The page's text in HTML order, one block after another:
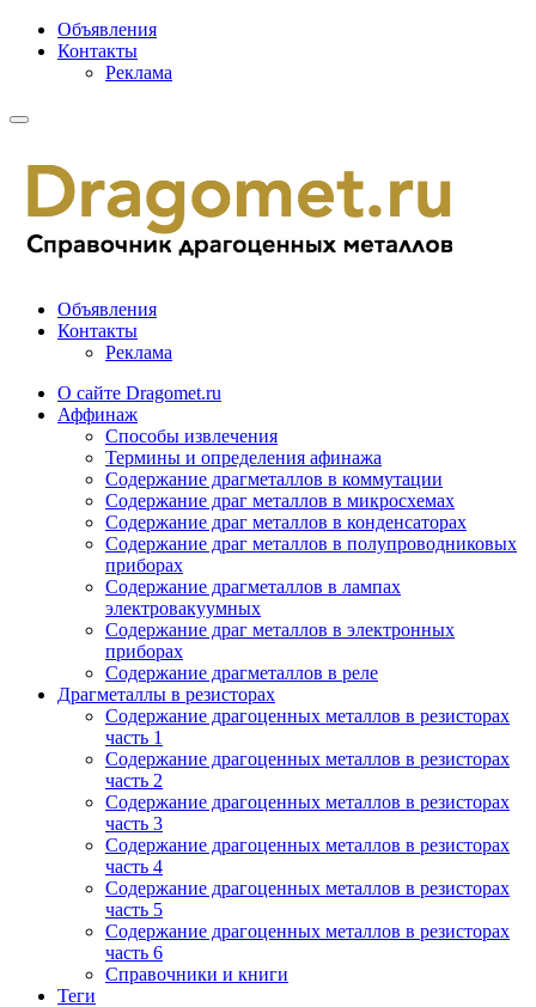
Объявления
Контакты
Реклама
Объявления
Контакты
Реклама
О сайте Dragomet.ru
Аффинаж
Способы извлечения
Термины и определения афинажа
Содержание драгметаллов в коммутации
Содержание драг металлов в микросхемах
Содержание драг металлов в конденсаторах
Содержание драг металлов в полупроводниковых
приборах
Содержание драгметаллов в лампах
электровакуумных
Содержание драг металлов в электронных
приборах
Содержание драгметаллов в реле
Драгметаллы в резисторах
Содержание драгоценных металлов в резисторах
часть 1
Содержание драгоценных металлов в резисторах
часть 2
Содержание драгоценных металлов в резисторах
часть 3
Содержание драгоценных металлов в резисторах
часть 4
Содержание драгоценных металлов в резисторах
часть 5
Содержание драгоценных металлов в резисторах
часть 6
Справочники и книги
Теги